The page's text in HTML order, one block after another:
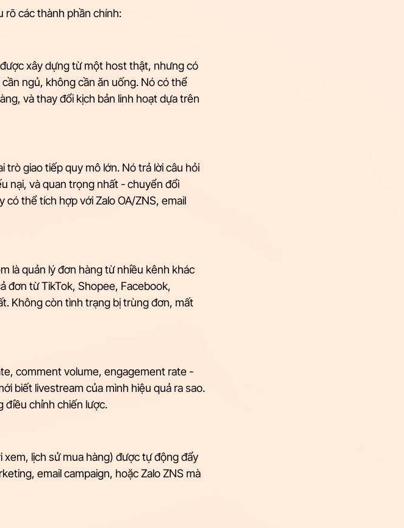
rõ các thành phần chính:
xây dựng từ một host thật, nhưng có
ngủ, không cần ăn uống. Nó có thể
và thay đổi kịch bản linh hoạt dựa trên
giao tiếp quy mô lớn. Nó trả lời câu hỏi
nại, và quan trọng nhất - chuyển đổi
thể tích hợp với Zalo OA/ZNS, email
là quản lý đơn hàng từ nhiều kênh khác
đơn từ TikTok, Shopee, Facebook,
Không còn tình trạng bị trùng đơn, mất
comment volume, engagement rate -
biết livestream của mình hiệu quả ra sao.
điều chỉnh chiến lược.
lịch sử mua hàng) được tự động đẩy
email campaign, hoặc Zalo ZNS mà